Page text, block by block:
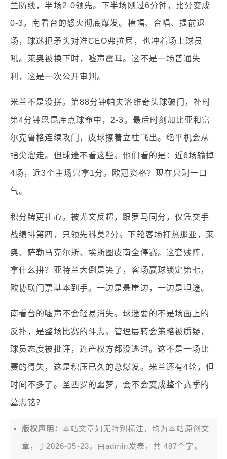
兰防线，半场2-0领先。下半场刚过6分钟，比分变成
0-3。南看台的怒火彻底爆发。横幅、合唱、提前退
场，球迷把矛头对准CEO弗拉尼，也冲着场上球员
吼。莱奥被换下时，嘘声震耳。这不是一场普通失
利，这是一次公开审判。
米兰不是没拼。第88分钟帕夫洛维奇头球破门，补时
第4分钟恩昆库点球命中，2-3。最后时刻加比亚和富
尔克鲁格连续攻门，皮球擦着立柱飞出。绝平机会从
指尖溜走。但球迷不看这些。他们看的是：近6场输掉
4场，近3个主场只拿1分。欧冠资格？现在只剩一口
气。
积分牌更扎心。被尤文反超，跟罗马同分，仅凭交手
战绩排第四，只领先科莫2分。下轮客场打热那亚，莱
奥、萨勒马克尔斯、埃斯图皮南全停赛。这套残阵，
拿什么拼？亚特兰大倒是笑了，客场赢球锁定第七，
欧协联门票基本到手。一边是悬崖边，一边是坦途。
南看台的嘘声不会轻易消失。球迷要的不是场面上的
反扑，是整场比赛的斗志。管理层转会策略被质疑，
球员态度被批评，连产权方都没逃过。这不是一场比
赛的得失，这是积压已久的总爆发。米兰还有4轮，但
时间不多了。圣西罗的噩梦，会不会变成整个赛季的
墓志铭？
版权声明： 本站文章如无特别标注，均为本站原创文
章，于2026-05-23，由admin发表，共 487个字。